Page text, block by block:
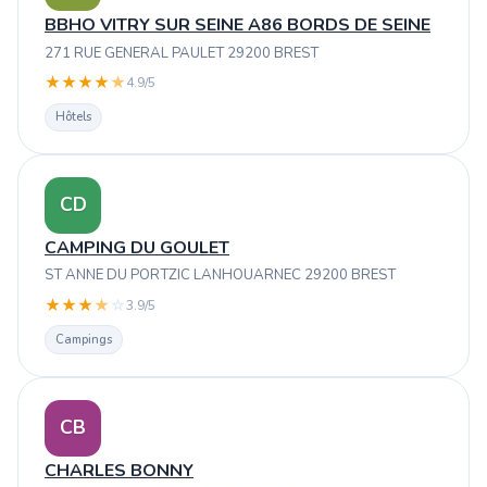
BBHO VITRY SUR SEINE A86 BORDS DE SEINE
271 RUE GENERAL PAULET 29200 BREST
★★★★★4.9/5
Hôtels
CD
CAMPING DU GOULET
ST ANNE DU PORTZIC LANHOUARNEC 29200 BREST
★★★★ ☆3.9/5
Campings
CB
CHARLES BONNY